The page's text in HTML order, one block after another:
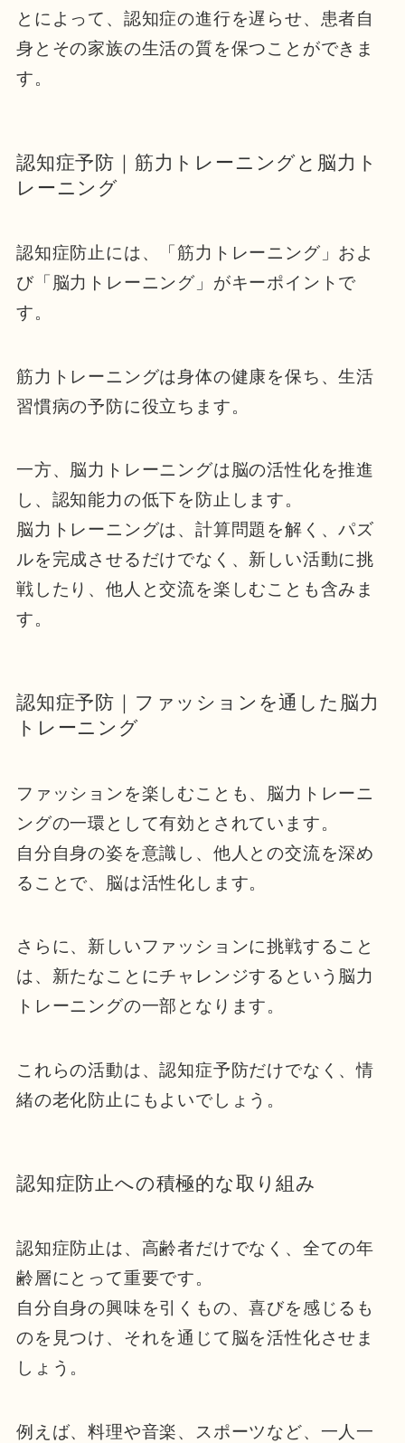
とによって、認知症の進行を遅らせ、患者自
身とその家族の生活の質を保つことができま
す。
認知症予防｜筋力トレーニングと脳力ト
レーニング
認知症防止には、「筋力トレーニング」およ
び「脳力トレーニング」がキーポイントで
す。
筋力トレーニングは身体の健康を保ち、生活
習慣病の予防に役立ちます。
一方、脳力トレーニングは脳の活性化を推進
し、認知能力の低下を防止します。
脳力トレーニングは、計算問題を解く、パズ
ルを完成させるだけでなく、新しい活動に挑
戦したり、他人と交流を楽しむことも含みま
す。
認知症予防｜ファッションを通した脳力
トレーニング
ファッションを楽しむことも、脳力トレーニ
ングの一環として有効とされています。
自分自身の姿を意識し、他人との交流を深め
ることで、脳は活性化します。
さらに、新しいファッションに挑戦すること
は、新たなことにチャレンジするという脳力
トレーニングの一部となります。
これらの活動は、認知症予防だけでなく、情
緒の老化防止にもよいでしょう。
認知症防止への積極的な取り組み
認知症防止は、高齢者だけでなく、全ての年
齢層にとって重要です。
自分自身の興味を引くもの、喜びを感じるも
のを見つけ、それを通じて脳を活性化させま
しょう。
例えば、料理や音楽、スポーツなど、一人一